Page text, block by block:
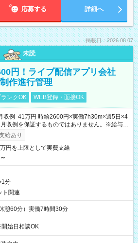
応募する 詳細へ
掲載日：2026.08.07
未読
円！ライブ配信アプリ会社
作進行管理
ランクOK WEB登録・面接OK
例 41万円 時給2600円×実働7h30m×週5日×4
収例を保証するものではありません。※給与即
用可（利用条件有）
給あり
円を上限として実費支給
1分
ト関連
憩60分）実働7時間30分
始日相談OK